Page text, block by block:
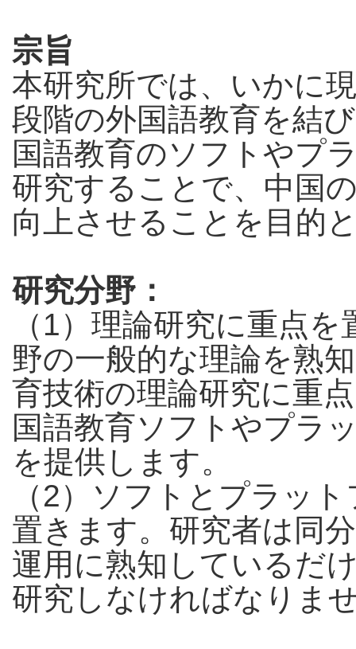
宗旨
本研究所では、いかに
段階の外国語教育を結
国語教育のソフトやプ
研究することで、中国
向上させることを目的
研究分野：
（1）理論研究に重点
野の一般的な理論を熟
育技術の理論研究に重
国語教育ソフトやプラ
を提供します。
（2）ソフトとプラッ
置きます。研究者は同
運用に熟知しているだ
研究しなければなりま